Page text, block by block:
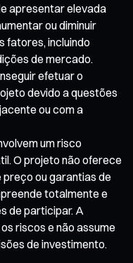
apresentar elevada
ou diminuir
fatores, incluindo
de mercado.
efetuar o
devido a questões
ou com a
um risco
O projeto não oferece
ou garantias de
totalmente e
de participar. A
riscos e não assume
de investimento.